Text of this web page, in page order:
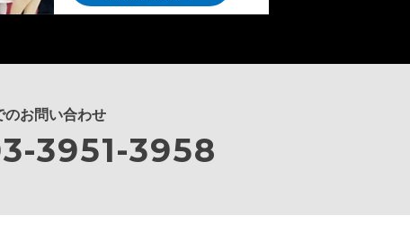
のお問い合わせ
3951-3958